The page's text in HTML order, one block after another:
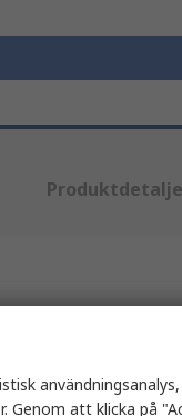
att klicka på